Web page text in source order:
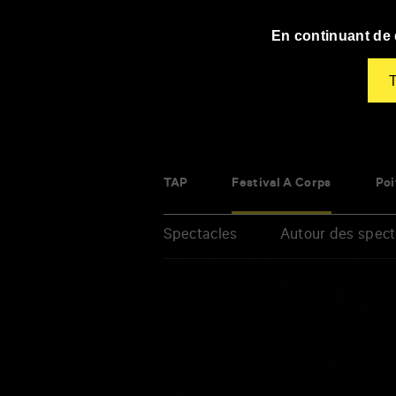
TAP Festival À Corps
Spectacles Autour des
En continuant de